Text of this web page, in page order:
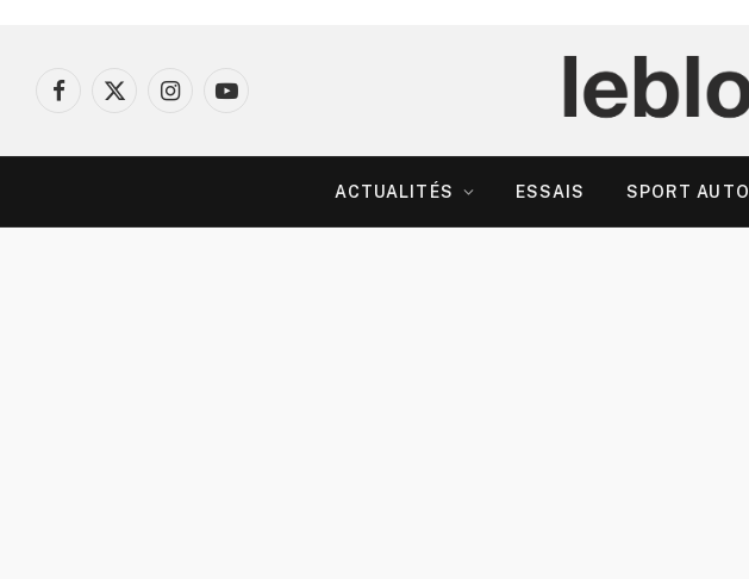
Facebook
X
InstagramYouTube
ACTUALITÉS ESSAIS SPORT AUTO